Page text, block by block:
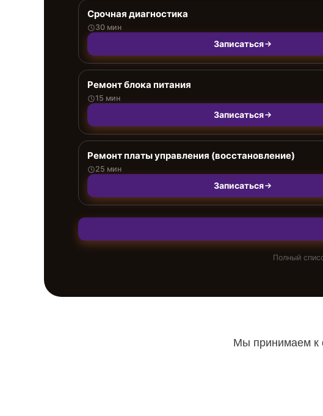
Срочная диагностика
30 мин
Записаться
Ремонт блока питания
15 мин
Записаться
Ремонт платы управления (восстановление)
25 мин
Записаться
Полный
Мы принимаем к